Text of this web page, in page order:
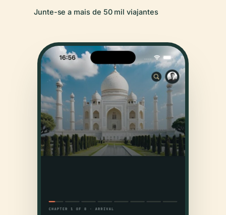
Junte-se a mais de 50 mil viajantes